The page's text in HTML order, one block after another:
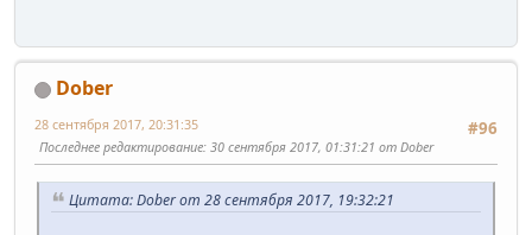
Dober
#96
28 сентября 2017, 20:31:35
Последнее редактирование: 30 сентября 2017, 01:31:21 от Dober
Цитата: Dober от 28 сентября 2017, 19:32:21